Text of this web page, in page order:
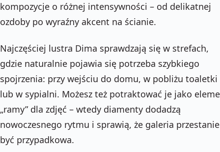
kompozycje o różnej intensywności – od delikatnej
ozdoby po wyraźny akcent na ścianie.
Najczęściej lustra Dima sprawdzają się w strefach,
gdzie naturalnie pojawia się potrzeba szybkiego
spojrzenia: przy wejściu do domu, w pobliżu toaletki
lub w sypialni. Możesz też potraktować je jako
„ramy” dla zdjęć – wtedy diamenty dodadzą
nowoczesnego rytmu i sprawią, że galeria przestanie
być przypadkowa.